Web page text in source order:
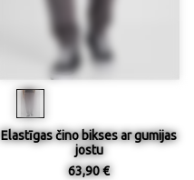
Elastīgas čino bikses ar gumijas
jostu
63,90 €